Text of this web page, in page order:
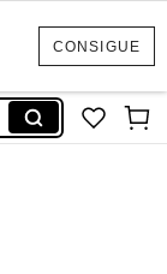
CONSIGUE